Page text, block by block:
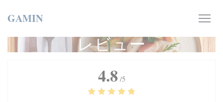
GAMIN
レビュー
4.8 /5